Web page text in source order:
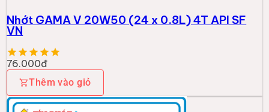
Nhớt GAMA V 20W50 (24 x 0.8L) 4T API SF
VN
76.000đ
Thêm vào giỏ